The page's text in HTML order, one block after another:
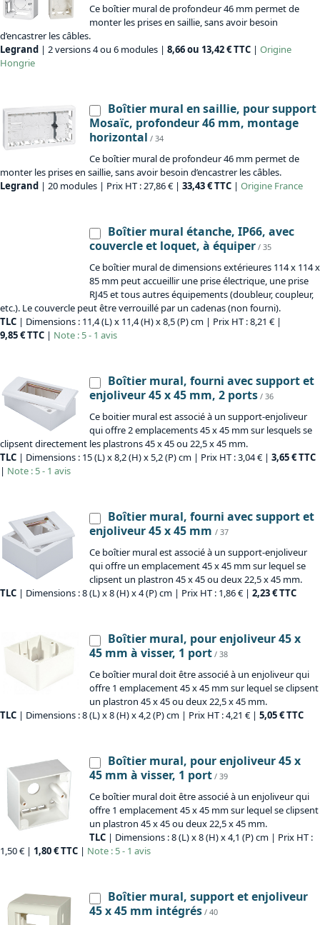
Ce boîtier mural de profondeur 46 mm permet de
monter les prises en saillie, sans avoir besoin
d’encastrer les câbles.
Legrand | 2 versions 4 ou 6 modules | 8,66 ou 13,42 € TTC | Origine
Hongrie
Boîtier mural en saillie, pour support
Mosaïc, profondeur 46 mm, montage
horizontal / 34
Ce boîtier mural de profondeur 46 mm permet de
monter les prises en saillie, sans avoir besoin d’encastrer les câbles.
Legrand | 20 modules | Prix HT : 27,86 € | 33,43 € TTC | Origine France
Boîtier mural étanche, IP66, avec
couvercle et loquet, à équiper / 35
Ce boîtier mural de dimensions extérieures 114 x 114 x
85 mm peut accueillir une prise électrique, une prise
RJ45 et tous autres équipements (doubleur, coupleur,
etc.). Le couvercle peut être verrouillé par un cadenas (non fourni).
TLC | Dimensions : 11,4 (L) x 11,4 (H) x 8,5 (P) cm | Prix HT : 8,21 € |
9,85 € TTC | Note : 5 - 1 avis
Boîtier mural, fourni avec support et
enjoliveur 45 x 45 mm, 2 ports / 36
Ce boitier mural est associé à un support-enjoliveur
qui offre 2 emplacements 45 x 45 mm sur lesquels se
clipsent directement les plastrons 45 x 45 ou 22,5 x 45 mm.
TLC | Dimensions : 15 (L) x 8,2 (H) x 5,2 (P) cm | Prix HT : 3,04 € | 3,65 € TTC
| Note : 5 - 1 avis
Boîtier mural, fourni avec support et
enjoliveur 45 x 45 mm / 37
Ce boîtier mural est associé à un support-enjoliveur
qui offre un emplacement 45 x 45 mm sur lequel se
clipsent un plastron 45 x 45 ou deux 22,5 x 45 mm.
TLC | Dimensions : 8 (L) x 8 (H) x 4 (P) cm | Prix HT : 1,86 € | 2,23 € TTC
Boîtier mural, pour enjoliveur 45 x
45 mm à visser, 1 port / 38
Ce boîtier mural doit être associé à un enjoliveur qui
offre 1 emplacement 45 x 45 mm sur lequel se clipsent
un plastron 45 x 45 ou deux 22,5 x 45 mm.
TLC | Dimensions : 8 (L) x 8 (H) x 4,2 (P) cm | Prix HT : 4,21 € | 5,05 € TTC
Boîtier mural, pour enjoliveur 45 x
45 mm à visser, 1 port / 39
Ce boîtier mural doit être associé à un enjoliveur qui
offre 1 emplacement 45 x 45 mm sur lequel se clipsent
un plastron 45 x 45 ou deux 22,5 x 45 mm.
TLC | Dimensions : 8 (L) x 8 (H) x 4,1 (P) cm | Prix HT :
1,50 € | 1,80 € TTC | Note : 5 - 1 avis
Boîtier mural, support et enjoliveur
45 x 45 mm intégrés / 40